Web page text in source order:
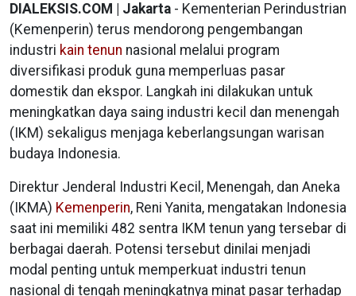
DIALEKSIS.COM | Jakarta - Kementerian Perindustrian
(Kemenperin) terus mendorong pengembangan
industri kain tenun nasional melalui program
diversifikasi produk guna memperluas pasar
domestik dan ekspor. Langkah ini dilakukan untuk
meningkatkan daya saing industri kecil dan menengah
(IKM) sekaligus menjaga keberlangsungan warisan
budaya Indonesia.
Direktur Jenderal Industri Kecil, Menengah, dan Aneka
(IKMA) Kemenperin, Reni Yanita, mengatakan Indonesia
saat ini memiliki 482 sentra IKM tenun yang tersebar di
berbagai daerah. Potensi tersebut dinilai menjadi
modal penting untuk memperkuat industri tenun
nasional di tengah meningkatnya minat pasar terhadap